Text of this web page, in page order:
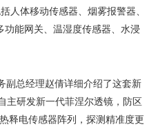
人体移动传感器、烟雾报警器、
功能网关、温湿度传感器、水浸
总经理赵倩详细介绍了这套新
主研发新一代菲涅尔透镜，防区
释电传感器阵列，探测精准度更